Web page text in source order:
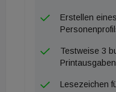
Steyer beschäftigt
Freier, macht 1,5
versteht sich als
bewusst unser
wir sitzen nicht
Erstellen
Testweise 3
Printausgaben
Lesezeichen